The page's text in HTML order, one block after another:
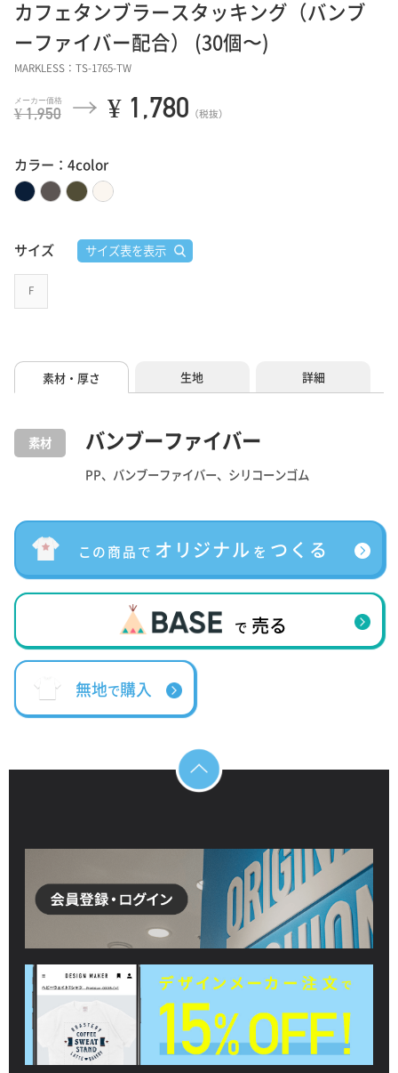
カフェタンブラースタッキング（バンブ
ーファイバー配合） (30個〜)
MARKLESS：TS-1765-TW
¥ 1,950 ¥ 1,780 （税抜）
カラー：4color
サイズ サイズ表を表示
F
素材・厚さ 生地 詳細
素材 バンブーファイバー
PP、バンブーファイバー、シリコーンゴム
この商品で オリジナル を つくる
で 売る
無地で購入